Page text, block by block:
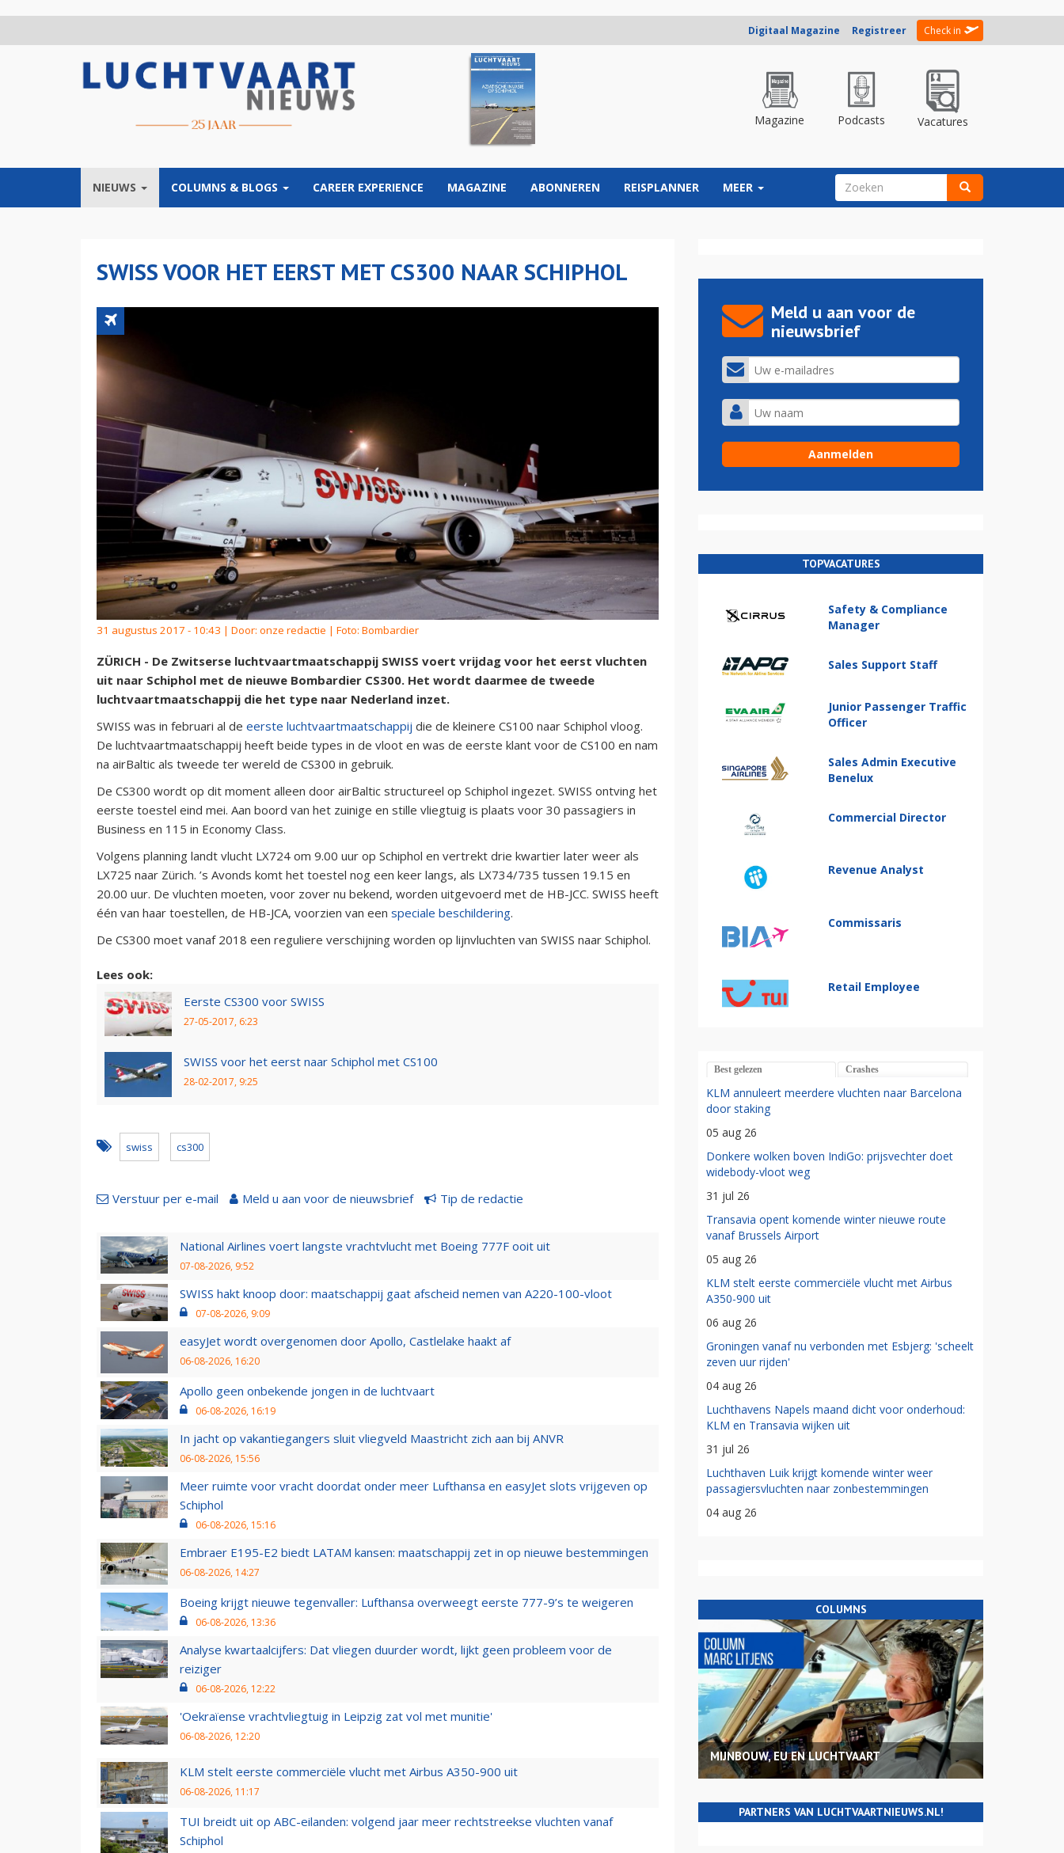
Digitaal Magazine Registreer Check in
Magazine Podcasts Vacatures
NIEUWS COLUMNS & BLOGS CAREER EXPERIENCE MAGAZINE ABONNEREN REISPLANNER MEER ZOEKVELD
SWISS VOOR HET EERST MET CS300 NAAR SCHIPHOL
31 augustus 2017 - 10:43 | Door: onze redactie | Foto: Bombardier
ZÜRICH - De Zwitserse luchtvaartmaatschappij SWISS voert vrijdag voor het eerst vluchten
uit naar Schiphol met de nieuwe Bombardier CS300. Het wordt daarmee de tweede
luchtvaartmaatschappij die het type naar Nederland inzet.
SWISS was in februari al de eerste luchtvaartmaatschappij die de kleinere CS100 naar Schiphol vloog.
De luchtvaartmaatschappij heeft beide types in de vloot en was de eerste klant voor de CS100 en nam
na airBaltic als tweede ter wereld de CS300 in gebruik.
De CS300 wordt op dit moment alleen door airBaltic structureel op Schiphol ingezet. SWISS ontving het
eerste toestel eind mei. Aan boord van het zuinige en stille vliegtuig is plaats voor 30 passagiers in
Business en 115 in Economy Class.
Volgens planning landt vlucht LX724 om 9.00 uur op Schiphol en vertrekt drie kwartier later weer als
LX725 naar Zürich. ’s Avonds komt het toestel nog een keer langs, als LX734/735 tussen 19.15 en
20.00 uur. De vluchten moeten, voor zover nu bekend, worden uitgevoerd met de HB-JCC. SWISS heeft
één van haar toestellen, de HB-JCA, voorzien van een speciale beschildering.
De CS300 moet vanaf 2018 een reguliere verschijning worden op lijnvluchten van SWISS naar Schiphol.
Lees ook:
Eerste CS300 voor SWISS
27-05-2017, 6:23
SWISS voor het eerst naar Schiphol met CS100
28-02-2017, 9:25
swiss cs300
Verstuur per e-mail Meld u aan voor de nieuwsbrief Tip de redactie
National Airlines voert langste vrachtvlucht met Boeing 777F ooit uit
07-08-2026, 9:52
SWISS hakt knoop door: maatschappij gaat afscheid nemen van A220-100-vloot
07-08-2026, 9:09
easyJet wordt overgenomen door Apollo, Castlelake haakt af
06-08-2026, 16:20
Apollo geen onbekende jongen in de luchtvaart
06-08-2026, 16:19
In jacht op vakantiegangers sluit vliegveld Maastricht zich aan bij ANVR
06-08-2026, 15:56
Meer ruimte voor vracht doordat onder meer Lufthansa en easyJet slots vrijgeven op
Schiphol
06-08-2026, 15:16
Embraer E195-E2 biedt LATAM kansen: maatschappij zet in op nieuwe bestemmingen
06-08-2026, 14:27
Boeing krijgt nieuwe tegenvaller: Lufthansa overweegt eerste 777-9’s te weigeren
06-08-2026, 13:36
Analyse kwartaalcijfers: Dat vliegen duurder wordt, lijkt geen probleem voor de
reiziger
06-08-2026, 12:22
'Oekraïense vrachtvliegtuig in Leipzig zat vol met munitie'
06-08-2026, 12:20
KLM stelt eerste commerciële vlucht met Airbus A350-900 uit
06-08-2026, 11:17
TUI breidt uit op ABC-eilanden: volgend jaar meer rechtstreekse vluchten vanaf
Schiphol
Meld u aan voor de
nieuwsbrief
TOPVACATURES
Safety & Compliance
Manager
Sales Support Staff
Junior Passenger Traffic
Officer
Sales Admin Executive
Benelux
Commercial Director
Revenue Analyst
Commissaris
Retail Employee
Best gelezen Crashes
KLM annuleert meerdere vluchten naar Barcelona
door staking
05 aug 26
Donkere wolken boven IndiGo: prijsvechter doet
widebody-vloot weg
31 jul 26
Transavia opent komende winter nieuwe route
vanaf Brussels Airport
05 aug 26
KLM stelt eerste commerciële vlucht met Airbus
A350-900 uit
06 aug 26
Groningen vanaf nu verbonden met Esbjerg: 'scheelt
zeven uur rijden'
04 aug 26
Luchthavens Napels maand dicht voor onderhoud:
KLM en Transavia wijken uit
31 jul 26
Luchthaven Luik krijgt komende winter weer
passagiersvluchten naar zonbestemmingen
04 aug 26
COLUMNS
MIJNBOUW, EU EN LUCHTVAART
PARTNERS VAN LUCHTVAARTNIEUWS.NL!